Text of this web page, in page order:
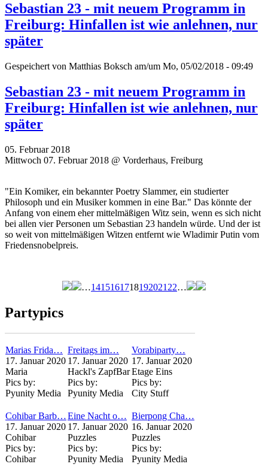
Sebastian 23 - mit neuem Programm in
Freiburg: Hinfallen ist wie anlehnen, nur
später
Gespeichert von Matthias Boksch am/um Mo, 05/02/2018 - 09:49
Sebastian 23 - mit neuem Programm in
Freiburg: Hinfallen ist wie anlehnen, nur
später
05. Februar 2018
Mittwoch 07. Februar 2018 @ Vorderhaus, Freiburg
"Ein Komiker, ein bekannter Poetry Slammer, ein studierter
Philosoph und ein Musiker kommen in eine Bar." Das könnte der
Anfang von einem eher mittelmäßigen Witz sein, wenn es sich nicht
bei allen vier Personen um Sebastian 23 handeln würde. Und der ist
so weit von mittelmäßigen Witzen entfernt wie Wladimir Putin vom
Friedensnobelpreis.
…1415161718192021 22…
Partypics
Marias Frida…
17. Januar 2020
Maria
Pics by:
Pyunity Media
Freitags im…
17. Januar 2020
Hackl's ZapfBar
Pics by:
Pyunity Media
Vorabiparty…
17. Januar 2020
Etage Eins
Pics by:
City Stuff
Cohibar Barb…
17. Januar 2020
Cohibar
Pics by:
Cohibar
Eine Nacht o…
17. Januar 2020
Puzzles
Pics by:
Pyunity Media
Bierpong Cha…
16. Januar 2020
Puzzles
Pics by:
Pyunity Media